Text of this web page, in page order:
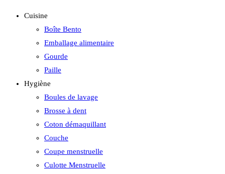
Cuisine
Boîte Bento
Emballage alimentaire
Gourde
Paille
Hygiène
Boules de lavage
Brosse à dent
Coton démaquillant
Couche
Coupe menstruelle
Culotte Menstruelle